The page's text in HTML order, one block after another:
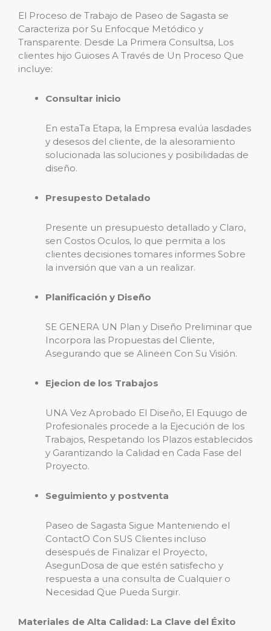
El Proceso de Trabajo de Paseo de Sagasta se
Caracteriza por Su Enfocque Metódico y
Transparente. Desde La Primera Consultsa, Los
clientes hijo Guioses A Través de Un Proceso Que
incluye:
Consultar inicio
En estaTa Etapa, la Empresa evalúa lasdades
y desesos del cliente, de la alesoramiento
solucionada las soluciones y posibilidadas de
diseño.
Presupesto Detalado
Presente un presupuesto detallado y Claro,
sen Costos Oculos, lo que permita a los
clientes decisiones tomares informes Sobre
la inversión que van a un realizar.
Planificación y Diseño
SE GENERA UN Plan y Diseño Preliminar que
Incorpora las Propuestas del Cliente,
Asegurando que se Alineen Con Su Visión.
Ejecion de los Trabajos
UNA Vez Aprobado El Diseño, El Equugo de
Profesionales procede a la Ejecución de los
Trabajos, Respetando los Plazos establecidos
y Garantizando la Calidad en Cada Fase del
Proyecto.
Seguimiento y postventa
Paseo de Sagasta Sigue Manteniendo el
ContactO Con SUS Clientes incluso
desespués de Finalizar el Proyecto,
AsegunDosa de que estén satisfecho y
respuesta a una consulta de Cualquier o
Necesidad Que Pueda Surgir.
Materiales de Alta Calidad: La Clave del Éxito